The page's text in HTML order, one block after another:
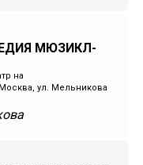
МЮЗИКЛ-
на
ул. Мельникова